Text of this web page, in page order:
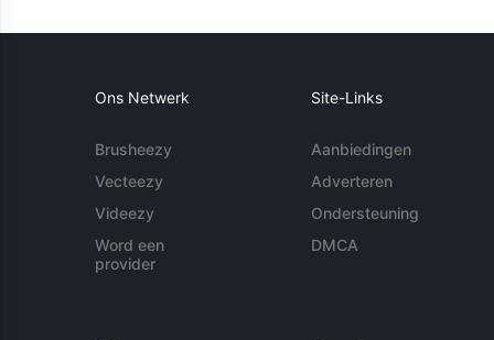
Ons Netwerk
Brusheezy
Vecteezy
Videezy
Word een
provider
Site-Links
Aanbiedingen
Adverteren
Ondersteuning
DMCA